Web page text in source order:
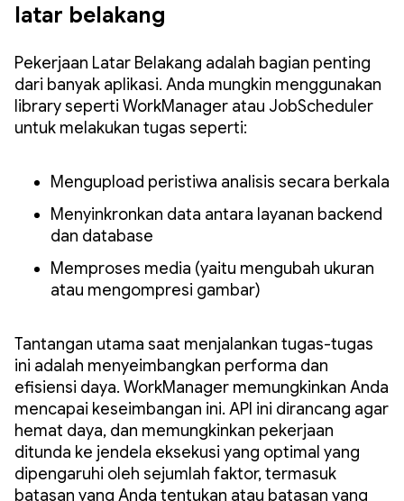
latar belakang
Pekerjaan Latar Belakang adalah bagian penting
dari banyak aplikasi. Anda mungkin menggunakan
library seperti WorkManager atau JobScheduler
untuk melakukan tugas seperti:
Mengupload peristiwa analisis secara berkala
Menyinkronkan data antara layanan backend
dan database
Memproses media (yaitu mengubah ukuran
atau mengompresi gambar)
Tantangan utama saat menjalankan tugas-tugas
ini adalah menyeimbangkan performa dan
efisiensi daya. WorkManager memungkinkan Anda
mencapai keseimbangan ini. API ini dirancang agar
hemat daya, dan memungkinkan pekerjaan
ditunda ke jendela eksekusi yang optimal yang
dipengaruhi oleh sejumlah faktor, termasuk
batasan yang Anda tentukan atau batasan yang